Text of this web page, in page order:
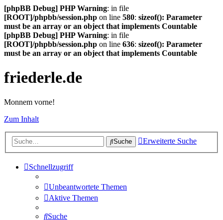
[phpBB Debug] PHP Warning: in file
[ROOT]/phpbb/session.php on line 580: sizeof(): Parameter
must be an array or an object that implements Countable
[phpBB Debug] PHP Warning: in file
[ROOT]/phpbb/session.php on line 636: sizeof(): Parameter
must be an array or an object that implements Countable
friederle.de
Monnem vorne!
Zum Inhalt
Suche Erweiterte Suche
Schnellzugriff
Unbeantwortete Themen
Aktive Themen
Suche